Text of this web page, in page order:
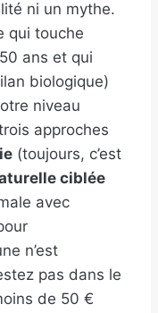
ni un mythe.
qui touche
ans et qui
biologique)
niveau
approches
(toujours, c’est
ciblée
avec
n’est
pas dans le
de 50 €